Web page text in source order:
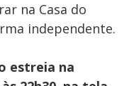
na Casa do
independente.
estreia na